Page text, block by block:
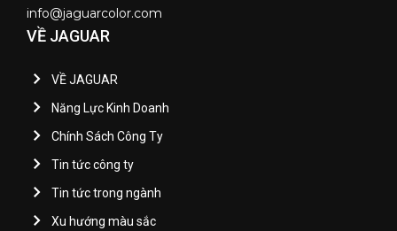
info@jaguarcolor.com
VỀ JAGUAR
VỀ JAGUAR
Năng Lực Kinh Doanh
Chính Sách Công Ty
Tin tức công ty
Tin tức trong ngành
Xu hướng màu sắc